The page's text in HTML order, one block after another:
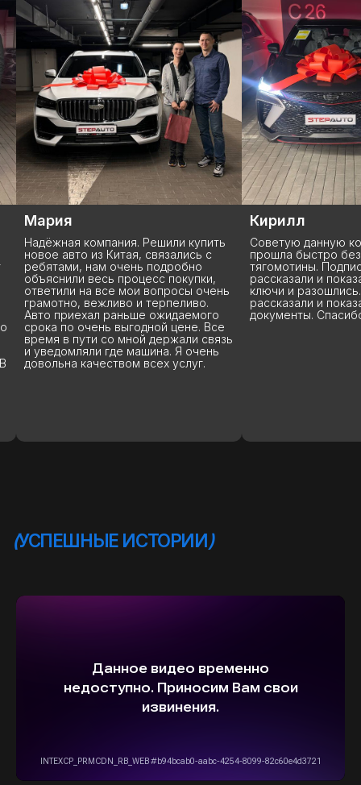
Решили купить
связались с
подробно
покупки,
вопросы очень
терпеливо.
ожидаемого
цене. Все
держали связь
Я очень
всех услуг.
Советую данную компанию. Сделала
прошла быстро без лишний
тягомотины. Подписали все
рассказали и показали, отдали
ключи и разошлись. Так же все
рассказали и показали все
документы. Спасибо
О